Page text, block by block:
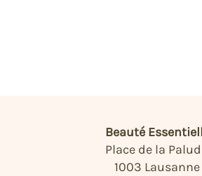
Beauté
Place de la Palud
1003 Lausanne